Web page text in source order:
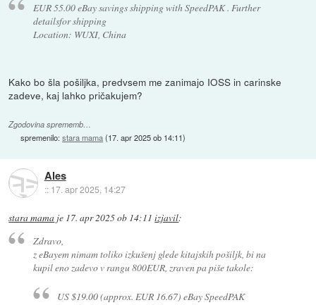
EUR 55.00 eBay savings shipping with SpeedPAK . Further
detailsfor shipping
Location: WUXI, China
Kako bo šla pošiljka, predvsem me zanimajo IOSS in carinske
zadeve, kaj lahko pričakujem?
Zgodovina sprememb…
spremenilo:stara mama(17. apr 2025 ob 14:11)
Ales
:: 17. apr 2025, 14:27
stara mama je 17. apr 2025 ob 14:11 izjavil:
Zdravo,
z eBayem nimam toliko izkušenj glede kitajskih pošiljk, bi na
kupil eno zadevo v rangu 800EUR, zraven pa piše takole:
US $19.00 (approx. EUR 16.67) eBay SpeedPAK